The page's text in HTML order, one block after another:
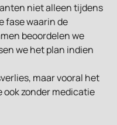
niet alleen tijdens
fase waarin de
beoordelen we
we het plan indien
maar vooral het
zonder medicatie